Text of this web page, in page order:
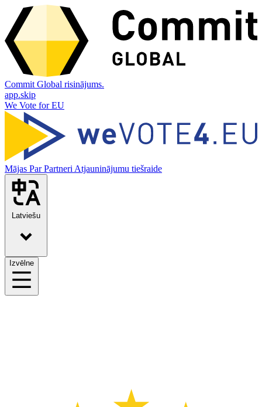
Commit Global risinājums.
app.skip
We Vote for EU
Mājas ParPartneri Atjauninājumu tiešraide
Latviešu
Izvēlne